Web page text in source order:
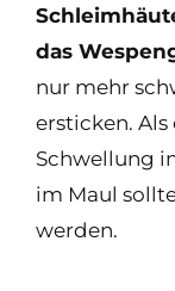
das
nur mehr
ersticken.
Schwellung
im Maul
werden.